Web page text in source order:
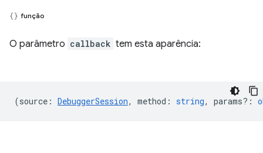
função
O parâmetro callback tem esta aparência:
(source : DebuggerSession, method : string, params? :